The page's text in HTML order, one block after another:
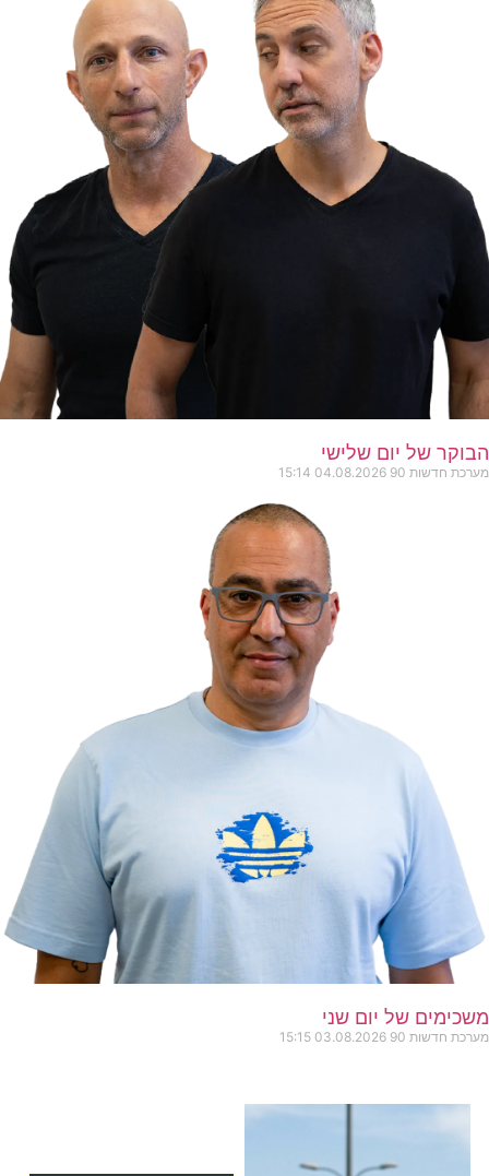
הבוקר של יום שלישי
מערכת חדשות 90 04.08.2026
15:14
משכימים של יום שני
מערכת חדשות 90 03.08.2026
15:15